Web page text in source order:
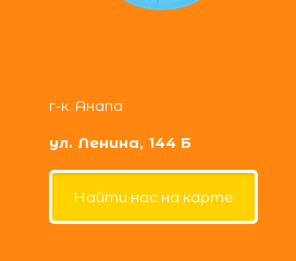
г-к. Анапа
ул. Ленина, 144 Б
Найти нас на карте